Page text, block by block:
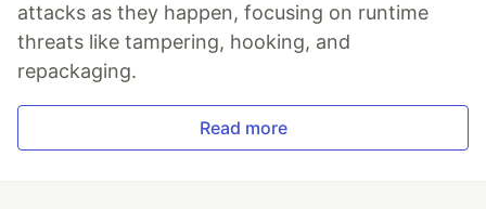
attacks as they happen, focusing on runtime
threats like tampering, hooking, and
repackaging.
Read more